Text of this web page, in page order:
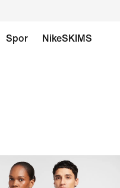
Spor NikeSKIMS